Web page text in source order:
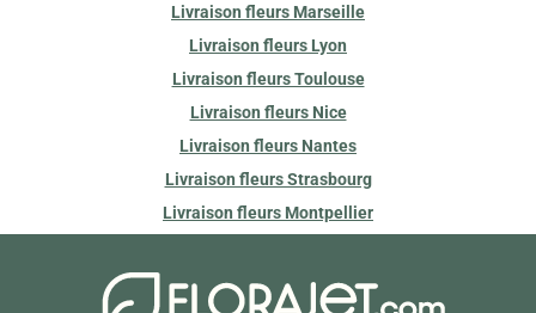
Livraison fleurs Marseille
Livraison fleurs Lyon
Livraison fleurs Toulouse
Livraison fleurs Nice
Livraison fleurs Nantes
Livraison fleurs Strasbourg
Livraison fleurs Montpellier